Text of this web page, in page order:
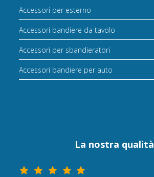
Accessori per esterno
Accessori bandiere da tavolo
Accessori per sbandieratori
Accessori bandiere per auto
La nostra qualità